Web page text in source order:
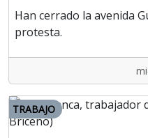
Han cerrado la avenida
protesta.
TRABAJO